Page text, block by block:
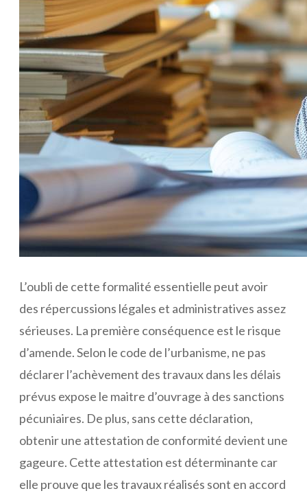
L’oubli de cette formalité essentielle peut avoir
des répercussions légales et administratives assez
sérieuses. La première conséquence est le risque
d’amende. Selon le code de l’urbanisme, ne pas
déclarer l’achèvement des travaux dans les délais
prévus expose le maitre d’ouvrage à des sanctions
pécuniaires. De plus, sans cette déclaration,
obtenir une attestation de conformité devient une
gageure. Cette attestation est déterminante car
elle prouve que les travaux réalisés sont en accord